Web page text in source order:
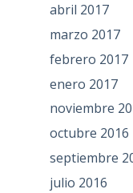
abril 2017
marzo 2017
febrero 2017
enero 2017
noviembre
octubre 2016
septiembre
julio 2016